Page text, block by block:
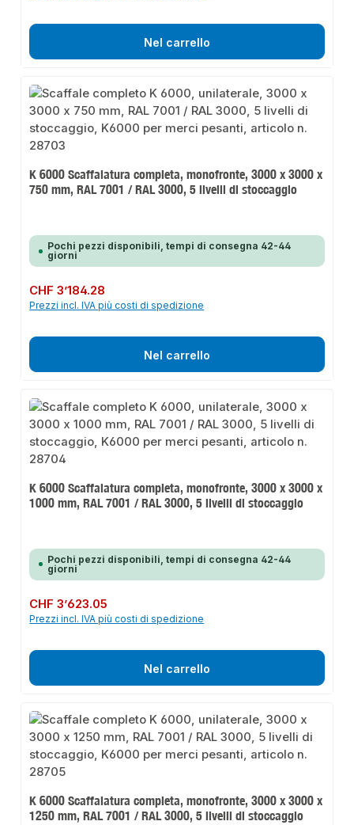
Nel carrello
K 6000 Scaffalatura completa, monofronte, 3000 x 3000 x
750 mm, RAL 7001 / RAL 3000, 5 livelli di stoccaggio
Pochi pezzi disponibili, tempi di consegna 42-44
giorni
Prezzo normale:
CHF 3’184.28
Prezzi incl. IVA più costi di spedizione
Nel carrello
K 6000 Scaffalatura completa, monofronte, 3000 x 3000 x
1000 mm, RAL 7001 / RAL 3000, 5 livelli di stoccaggio
Pochi pezzi disponibili, tempi di consegna 42-44
giorni
Prezzo normale:
CHF 3’623.05
Prezzi incl. IVA più costi di spedizione
Nel carrello
K 6000 Scaffalatura completa, monofronte, 3000 x 3000 x
1250 mm, RAL 7001 / RAL 3000, 5 livelli di stoccaggio